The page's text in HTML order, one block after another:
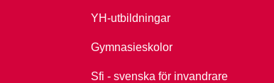
YH-utbildningar
Gymnasieskolor
Sfi - svenska för invandrare